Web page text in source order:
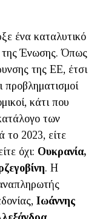
ένα καταλυτικό
της Ένωσης. Όπως
της ΕΕ, έτσι
προβληματισμοί
κάτι που
των
2023, είτε
όχι: Ουκρανία,
. Η
Ιωάννης